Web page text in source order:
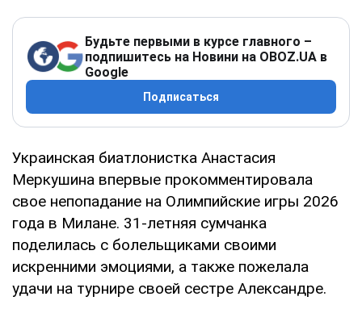
Будьте первыми в курсе главного –
подпишитесь на Новини на OBOZ.UA в
Google
Подписаться
Украинская биатлонистка Анастасия
Меркушина впервые прокомментировала
свое непопадание на Олимпийские игры 2026
года в Милане. 31-летняя сумчанка
поделилась с болельщиками своими
искренними эмоциями, а также пожелала
удачи на турнире своей сестре Александре.